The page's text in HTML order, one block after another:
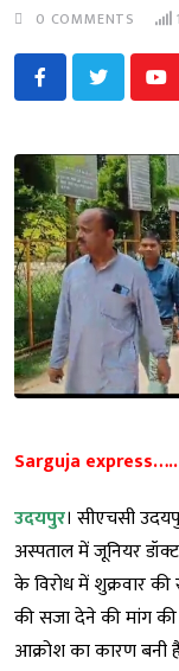
0 COMMENTS
Sarguja express…..
उदयपुर। सीएचसी
अस्पताल में जूनियर
के विरोध में शुक्रवार
की सजा देने की मांग
आक्रोश का कारण बनी